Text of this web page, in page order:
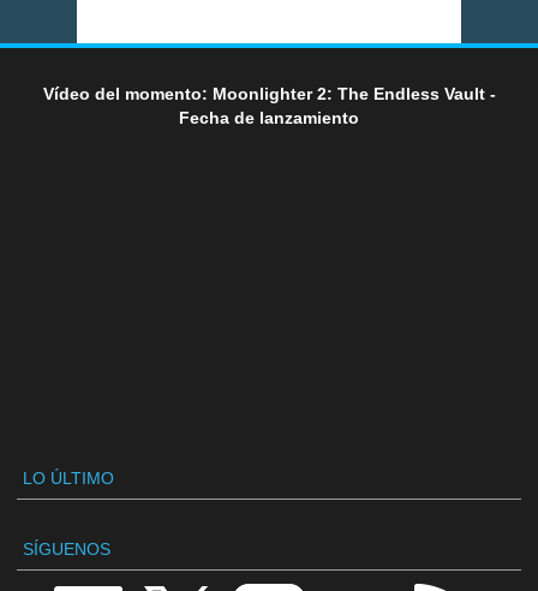
Vídeo del momento: Moonlighter 2: The Endless Vault -
Fecha de lanzamiento
LO ÚLTIMO
SÍGUENOS